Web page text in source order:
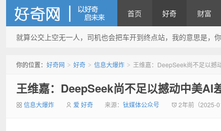
首页 好奇 财富
就算公交上空无一人，司机也会把车开到终点站，我的意思是，
你的位置： 好奇网 > 好奇 > 信息大爆炸 > 王维嘉：DeepSeek尚不足以撼
王维嘉：DeepSeek尚不足以撼动中美AI
信息大爆炸 爱 好奇 来源： 钛媒体公众号 2年前（2025-